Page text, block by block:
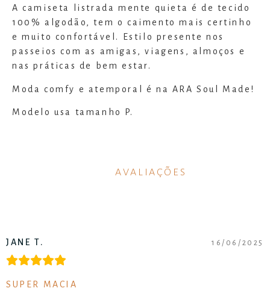
A camiseta listrada mente quieta é de tecido
100% algodão, tem o caimento mais certinho
e muito confortável. Estilo presente nos
passeios com as amigas, viagens, almoços e
nas práticas de bem estar.
Moda comfy e atemporal é na ARA Soul Made!
Modelo usa tamanho P.
AVALIAÇÕES
JANE T. 16/06/2025
SUPER MACIA